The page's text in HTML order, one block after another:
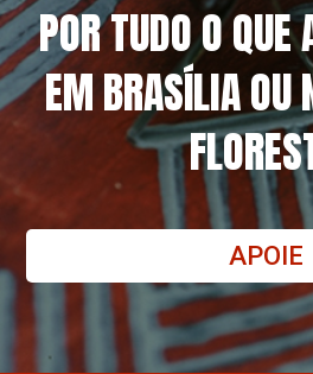
POR TUDO O QUE
EM BRASÍLIA OU
APOIE